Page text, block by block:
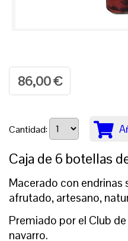
86,00 €
Cantidad:
Caja de 6 botellas
Macerado con endrinas
afrutado, artesano,
Premiado por el Club
navarro.